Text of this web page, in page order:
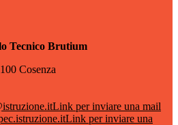
Tecnico Brutium
Cosenza
Link per inviare una mail
Link per inviare una